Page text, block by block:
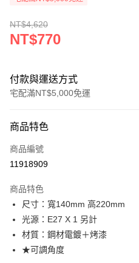
NT$4,620
NT$770
付款與運送方式
宅配滿NT$5,000免運
信用卡一次付款
LINE Pay
街口支付
悠遊付
Google Pay
商品特色
商品編號
11918909
商品特色
尺寸：寬140mm 高220mm
光源：E27 X 1 另計
材質：鋼材電鍍＋烤漆
★可調角度